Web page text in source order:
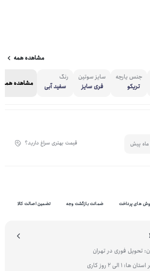
مشاهده همه
جنس پارچه
تریکو
سایز سوتین
فری سایز
رنگ
سفید آبی
مشاهده همه
قیمت بهتری سراغ دارید؟
های پرداخت ضمانت بازگشت وجه تضمین اصالت کالا
تحویل فوری در تهران
1 الی 2 روز کاری